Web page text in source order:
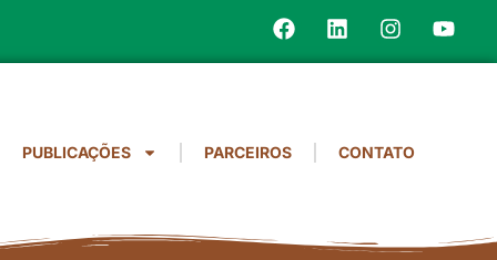
PUBLICAÇÕES PARCEIROS CONTATO